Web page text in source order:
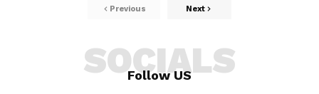
Previous Next
Follow US
SOCIALS